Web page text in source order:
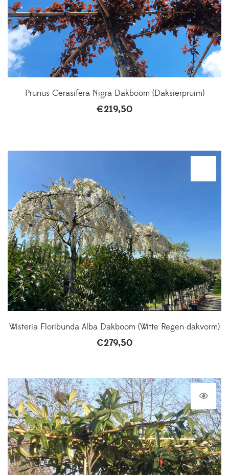
Prunus Cerasifera Nigra Dakboom (Daksierpruim)
€219,50
Wisteria Floribunda Alba Dakboom (Witte Regen dakvorm)
€279,50